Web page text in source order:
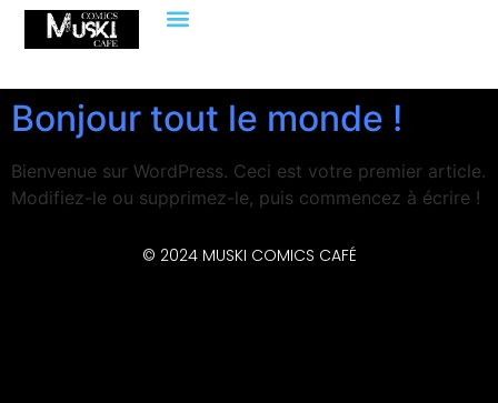
Bonjour tout le monde !
Bienvenue sur WordPress. Ceci est votre premier article.
Modifiez-le ou supprimez-le, puis commencez à écrire !
© 2024 MUSKI COMICS CAFÉ